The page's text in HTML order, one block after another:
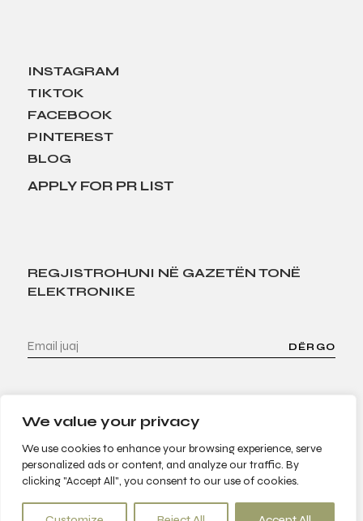
We value your privacy
We use cookies to enhance your browsing experience, serve
personalized ads or content, and analyze our traffic. By
clicking "Accept All", you consent to our use of cookies.
INSTAGRAM
TIKTOK
FACEBOOK
PINTEREST
BLOG
APPLY FOR PR LIST
REGJISTROHUNI NË GAZETËN TONË
ELEKTRONIKE
DËRGO
© 2022 Bees & Trees. All Rights Reserved